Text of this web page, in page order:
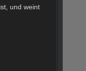
und weint